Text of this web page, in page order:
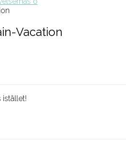
Vacation
istället!